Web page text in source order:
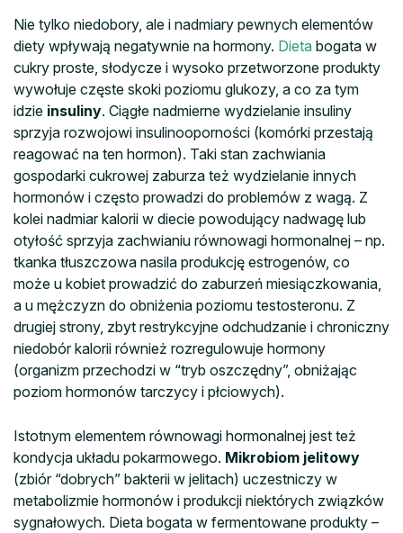
Nie tylko niedobory, ale i nadmiary pewnych elementów
diety wpływają negatywnie na hormony. Dieta bogata w
cukry proste, słodycze i wysoko przetworzone produkty
wywołuje częste skoki poziomu glukozy, a co za tym
idzie insuliny. Ciągłe nadmierne wydzielanie insuliny
sprzyja rozwojowi insulinooporności (komórki przestają
reagować na ten hormon). Taki stan zachwiania
gospodarki cukrowej zaburza też wydzielanie innych
hormonów i często prowadzi do problemów z wagą. Z
kolei nadmiar kalorii w diecie powodujący nadwagę lub
otyłość sprzyja zachwianiu równowagi hormonalnej – np.
tkanka tłuszczowa nasila produkcję estrogenów, co
może u kobiet prowadzić do zaburzeń miesiączkowania,
a u mężczyzn do obniżenia poziomu testosteronu. Z
drugiej strony, zbyt restrykcyjne odchudzanie i chroniczny
niedobór kalorii również rozregulowuje hormony
(organizm przechodzi w “tryb oszczędny”, obniżając
poziom hormonów tarczycy i płciowych).
Istotnym elementem równowagi hormonalnej jest też
kondycja układu pokarmowego. Mikrobiom jelitowy
(zbiór “dobrych” bakterii w jelitach) uczestniczy w
metabolizmie hormonów i produkcji niektórych związków
sygnałowych. Dieta bogata w fermentowane produkty –